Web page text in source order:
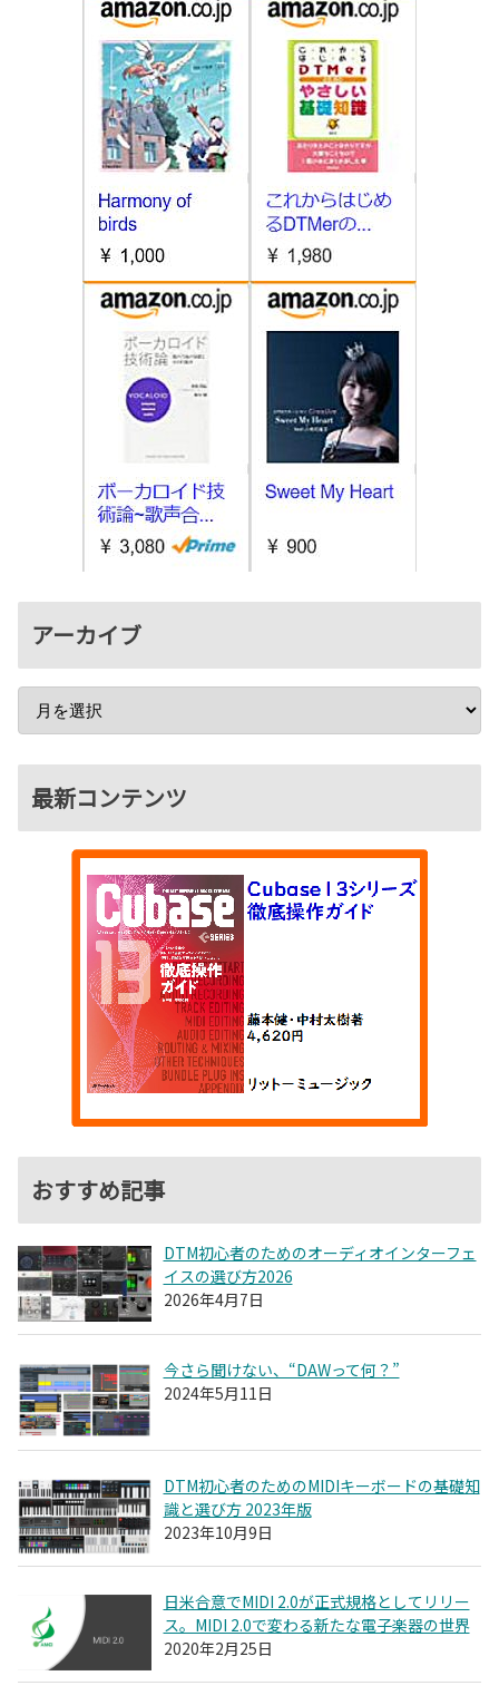
アーカイブ
最新コンテンツ
おすすめ記事
DTM初心者のためのオーディオインターフェ
イスの選び方2026
2026年4月7日
今さら聞けない、“DAWって何？”
2024年5月11日
DTM初心者のためのMIDIキーボードの基礎知
識と選び方 2023年版
2023年10月9日
日米合意でMIDI 2.0が正式規格としてリリー
ス。MIDI 2.0で変わる新たな電子楽器の世界
2020年2月25日